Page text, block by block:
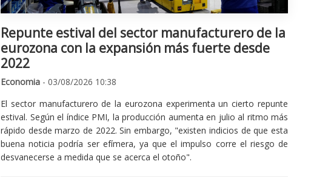
Repunte estival del sector manufacturero de la
eurozona con la expansión más fuerte desde
2022
Economia - 03/08/2026 10:38
El sector manufacturero de la eurozona experimenta un cierto repunte
estival. Según el índice PMI, la producción aumenta en julio al ritmo más
rápido desde marzo de 2022. Sin embargo, "existen indicios de que esta
buena noticia podría ser efímera, ya que el impulso corre el riesgo de
desvanecerse a medida que se acerca el otoño".